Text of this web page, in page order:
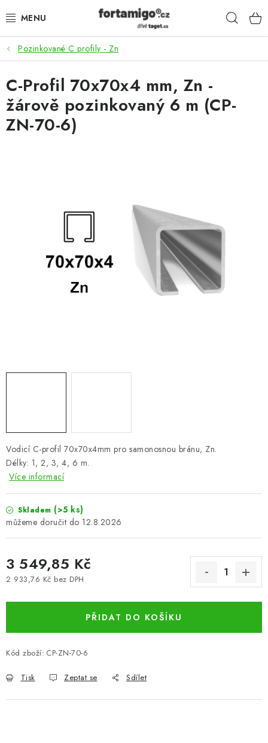
na
SADY - ZVÝHODNĚNÉ
POHONY
SAMONOSNÉ BRÁNY
KONSTRUKČNÍ PROFILY
VÝPLNĚ BRAN A PLOTŮ
HLINÍKOVÝ PLOTOVÝ SYSTÉM
Kontakt Technická podpora
Pozinkované C profily - Zn
Vodicí C-profil 70x70x4mm pro samonosnou bránu, Zn.
Délky: 1, 2, 3, 4, 6 m.
Více informací
Skladem (>5 ks)
12.8.2026
3 549,85 Kč
2 933,76 Kč bez DPH
PŘIDAT DO KOŠÍKU
Kód zboží: CP-ZN-70-6
Tisk Zeptat se Sdílet
C-Profil 70x70x4 mm, Zn -
žárově pozinkovaný 6 m (CP-
ZN-70-6)